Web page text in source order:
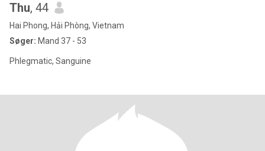
Thu, 44
Hai Phong, Hải Phòng, Vietnam
Søger: Mand 37 - 53
Phlegmatic, Sanguine